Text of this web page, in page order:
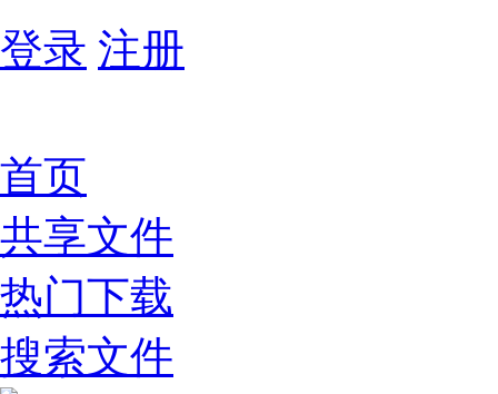
登录 注册
首页
共享文件
热门下载
搜索文件